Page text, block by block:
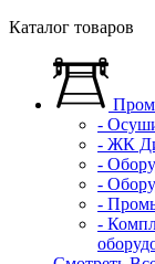
Каталог товаров
-
- ЖК
-
-
-
-